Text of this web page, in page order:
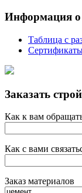
Информация о
Таблица с
Заказать
Как к вам
Как с вами
Заказ материалов